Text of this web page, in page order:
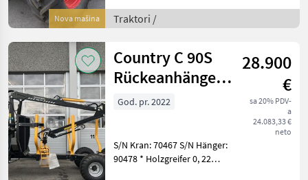
Nova mašina
Motorbremse Planeten-
Hinterachse 50 km/h -
1
Traktori /
Country C 90S
Rückeanhänger
mit Kran 700 Pro
28.900
€
sa 20% PDV-
a
24.083,33 €
neto
God. pr. 2022
S/N Kran: 70467 S/N Hänger:
90478 * Holzgreifer 0, 22